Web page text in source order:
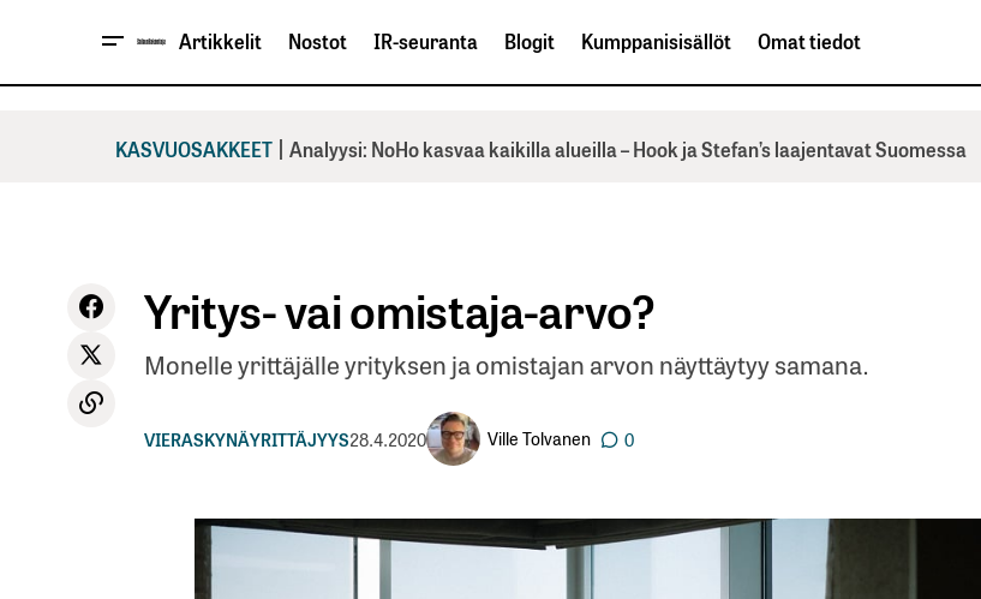
Artikkelit Nostot IR-seuranta Blogit Kumppanisisällöt Omat tiedot
KASVUOSAKKEET | Analyysi: NoHo kasvaa kaikilla alueilla – Hook ja Stefan’s laajentavat Suomessa
Yritys- vai omistaja-arvo?
Monelle yrittäjälle yrityksen ja omistajan arvon näyttäytyy samana.
VIERASKYNÄYRITTÄJYYS28.4.2020 Ville Tolvanen 0